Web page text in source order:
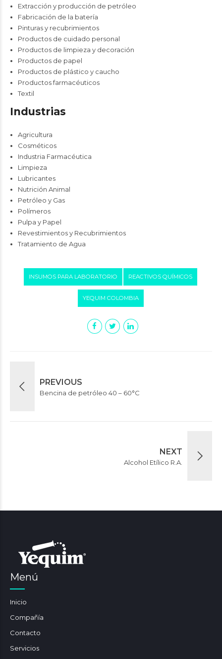
Extracción y producción de petróleo
Fabricación de la batería
Pinturas y recubrimientos
Productos de cuidado personal
Productos de limpieza y decoración
Productos de papel
Productos de plástico y caucho
Productos farmacéuticos
Textil
Industrias
Agricultura
Cosméticos
Industria Farmacéutica
Limpieza
Lubricantes
Nutrición Animal
Petróleo y Gas
Polímeros
Pulpa y Papel
Revestimientos y Recubrimientos
Tratamiento de Agua
INSUMOS PARA LABORATORIO REACTIVOS QUÍMICOS
YEQUIM COLOMBIA
PREVIOUS
Bencina de petróleo 40 – 60°C
NEXT
Alcohol Etílico R.A.
Menú
Inicio
Compañía
Contacto
Servicios